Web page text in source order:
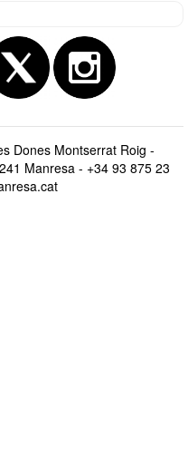
Dones Montserrat Roig -
Manresa - +34 93 875 23